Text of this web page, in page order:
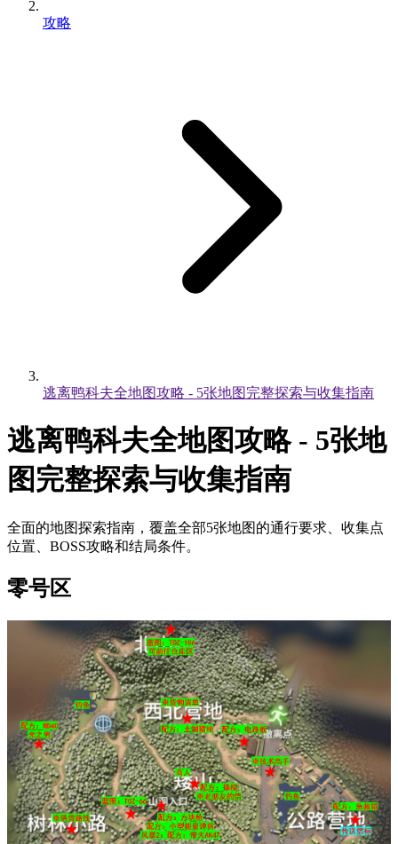
攻略
逃离鸭科夫全地图攻略 - 5张地图完整探索与收集指南
逃离鸭科夫全地图攻略 - 5张地
图完整探索与收集指南
全面的地图探索指南，覆盖全部5张地图的通行要求、收集点
位置、BOSS攻略和结局条件。
零号区